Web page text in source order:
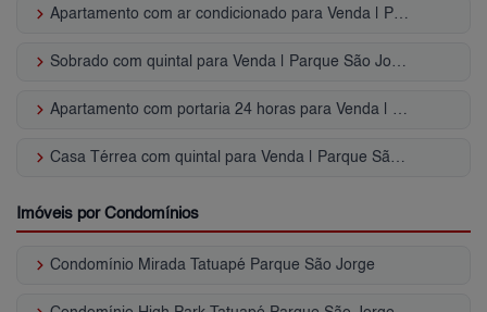
keyboard_arrow_right Apartamento com ar condicionado para Venda | Parque São Jorge
keyboard_arrow_right Sobrado com quintal para Venda | Parque São Jorge
keyboard_arrow_right Apartamento com portaria 24 horas para Venda | Parque São Jorge
keyboard_arrow_right Casa Térrea com quintal para Venda | Parque São Jorge
Imóveis por Condomínios
keyboard_arrow_right Condomínio Mirada Tatuapé Parque São Jorge